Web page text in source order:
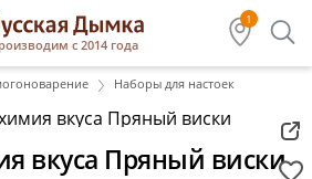
с 2014 года
1
Наборы для настоек
вкуса Пряный виски